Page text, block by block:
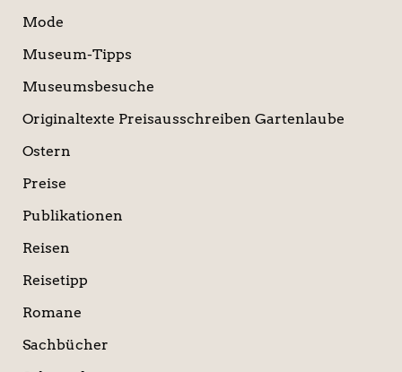
Mode
Museum-Tipps
Museumsbesuche
Originaltexte Preisausschreiben Gartenlaube
Ostern
Preise
Publikationen
Reisen
Reisetipp
Romane
Sachbücher